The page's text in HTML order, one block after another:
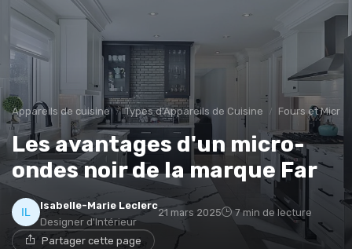
Appareils de cuisine Types d'Appareils de Cuisine Fours et
Les avantages d'un micro-
ondes noir de la marque Far
Isabelle-Marie Leclerc
Designer d'Intérieur
21 mars 2025 7 min de lecture
Partager cette page